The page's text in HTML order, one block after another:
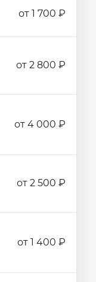
от 1 700 ₽
от 2 800 ₽
от 4 000 ₽
от 2 500 ₽
от 1 400 ₽